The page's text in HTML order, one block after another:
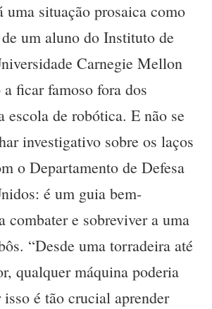
uma situação prosaica como
um aluno do Instituto de
Carnegie Mellon
a ficar famoso fora dos
escola de robótica. E não se
investigativo sobre os laços
o Departamento de Defesa
é um guia bem-
combater e sobreviver a uma
“Desde uma torradeira até
qualquer máquina poderia
isso é tão crucial aprender